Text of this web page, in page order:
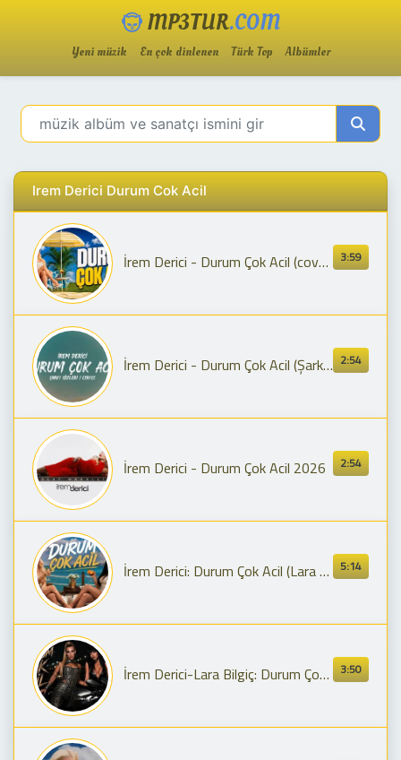
MP3TUR.COM
Yeni müzik En çok dinlenen Türk Top Albümler
Irem Derici Durum Cok Acil
3:59
İrem Derici - Durum Çok Acil (cover)
2:54
İrem Derici - Durum Çok Acil (Şarkı Sözleri / Lyrics)
2:54
İrem Derici - Durum Çok Acil 2026
5:14
İrem Derici: Durum Çok Acil (Lara Bilgiç Version)
3:50
İrem Derici-Lara Bilgiç: Durum Çok Acil (Yeni Version)